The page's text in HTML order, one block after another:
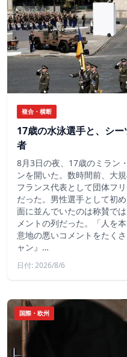
複合・横断
17歳の水泳選手と、シ
者
8月3日の夜、17歳のミラン
ンを開いた。数時間前、大
フランス代表として団体フ
だった。男性選手として初
面に並んでいたのは称賛で
メントの列だった。「人を
意地の悪いコメントをたく
ャン』…
日付: 2026/8/6
国際・欧州